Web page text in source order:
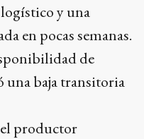
y una
en pocas semanas.
de
una baja transitoria
productor